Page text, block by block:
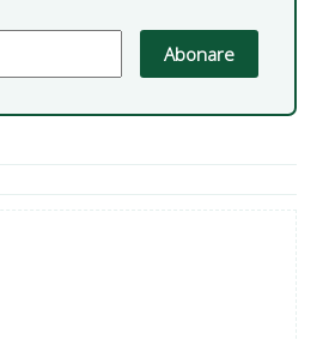
Abonare